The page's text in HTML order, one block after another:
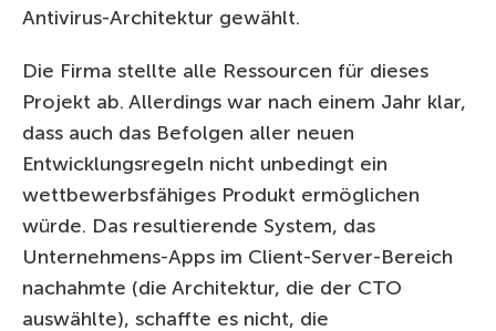
Antivirus-Architektur gewählt.
Die Firma stellte alle Ressourcen für dieses
Projekt ab. Allerdings war nach einem Jahr klar,
dass auch das Befolgen aller neuen
Entwicklungsregeln nicht unbedingt ein
wettbewerbsfähiges Produkt ermöglichen
würde. Das resultierende System, das
Unternehmens-Apps im Client-Server-Bereich
nachahmte (die Architektur, die der CTO
auswählte), schaffte es nicht, die